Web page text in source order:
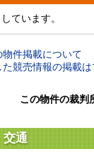
ています。
件掲載について
た競売情報の掲載
この物件の裁判
交通